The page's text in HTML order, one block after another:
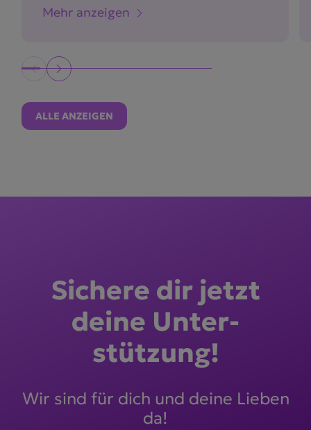
Mehr anzeigen
ALLE ANZEIGEN
Sichere dir jetzt
deine Unter­
stützung!
Wir sind für dich und deine Lieben
da!